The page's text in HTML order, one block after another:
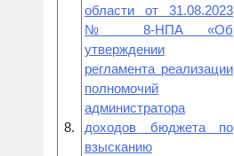
8.
области от 31.08.2023
№ 8-НПА «Об
утверждении
регламента реализации
полномочий
администратора
доходов бюджета по
взысканию